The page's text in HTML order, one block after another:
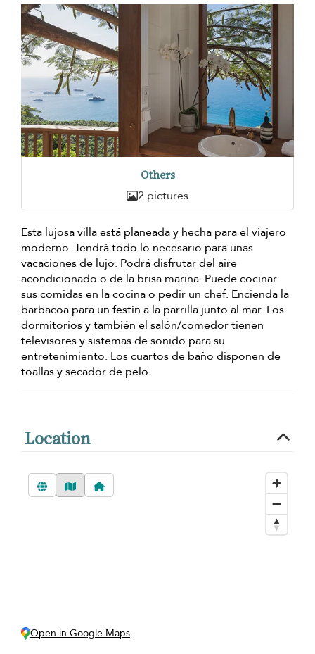
Others
2 pictures
Esta lujosa villa está planeada y hecha para el viajero
moderno. Tendrá todo lo necesario para unas
vacaciones de lujo. Podrá disfrutar del aire
acondicionado o de la brisa marina. Puede cocinar
sus comidas en la cocina o pedir un chef. Encienda la
barbacoa para un festín a la parrilla junto al mar. Los
dormitorios y también el salón/comedor tienen
televisores y sistemas de sonido para su
entretenimiento. Los cuartos de baño disponen de
toallas y secador de pelo.
Location
Open in Google Maps